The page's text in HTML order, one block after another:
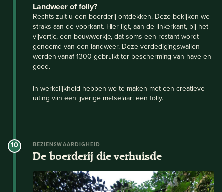
Landweer of folly?
Rechts zult u een boerderij ontdekken. Deze bekijken we
straks aan de voorkant. Hier ligt, aan de linkerkant, bij het
vijvertje, een bouwwerkje, dat soms een restant wordt
genoemd van een landweer. Deze verdedigingswallen
werden vanaf 1300 gebruikt ter bescherming van have en
goed.
In werkelijkheid hebben we te maken met een creatieve
uiting van een ijverige metselaar: een folly.
10 BEZIENSWAARDIGHEID
De boerderij die verhuisde